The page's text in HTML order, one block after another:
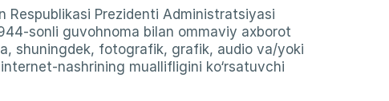
Respublikasi Prezidenti Administratsiyasi
sonli guvohnoma bilan ommaviy axborot
shuningdek, fotografik, grafik, audio va/yoki
nashrining muallifligini ko‘rsatuvchi